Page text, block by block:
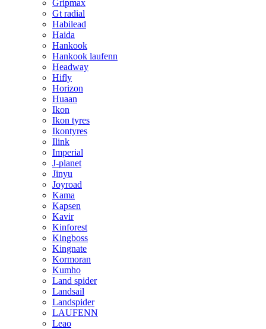
Gripmax
Gt radial
Habilead
Haida
Hankook
Hankook laufenn
Headway
Hifly
Horizon
Huaan
Ikon
Ikon tyres
Ikontyres
Ilink
Imperial
J-planet
Jinyu
Joyroad
Kama
Kapsen
Kavir
Kinforest
Kingboss
Kingnate
Kormoran
Kumho
Land spider
Landsail
Landspider
LAUFENN
Leao